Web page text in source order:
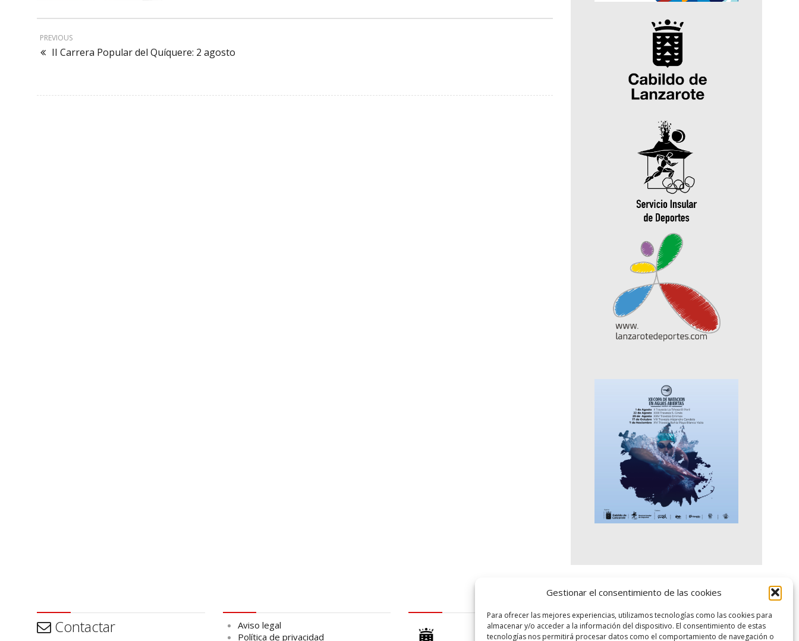
Gestionar el consentimiento de las cookies
Para ofrecer las mejores experiencias, utilizamos tecnologías como las cookies para
almacenar y/o acceder a la información del dispositivo. El consentimiento de estas
tecnologías nos permitirá procesar datos como el comportamiento de navegación o
PREVIOUS
II Carrera Popular del Quíquere: 2 agosto
Contactar
Aviso legal
Política de privacidad
logo SID